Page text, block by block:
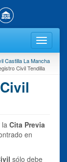
Castilla La Mancha
Civil Tendilla
Cita Previa
en
sólo debe